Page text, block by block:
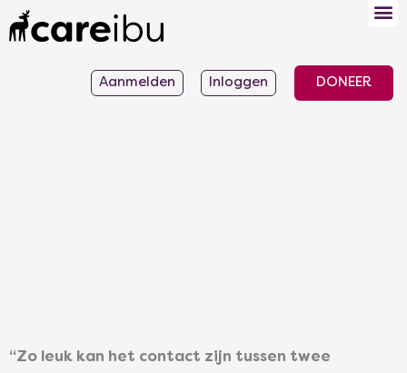
naar
Aanmelden Inloggen DONEER
“Zo leuk kan het contact zijn tussen twee